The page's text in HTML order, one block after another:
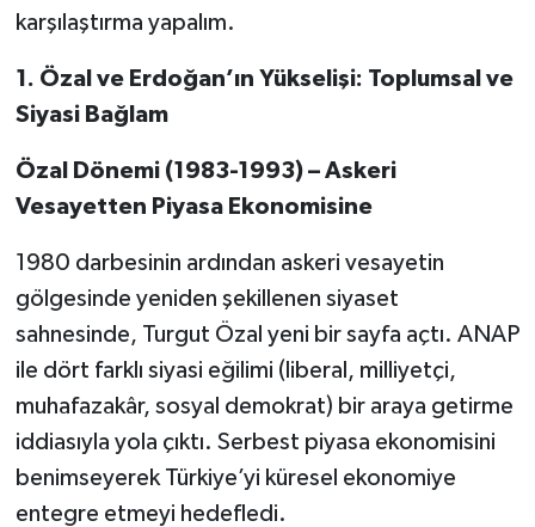
karşılaştırma yapalım.
1. Özal ve Erdoğan’ın Yükselişi: Toplumsal ve
Siyasi Bağlam
Özal Dönemi (1983-1993) – Askeri
Vesayetten Piyasa Ekonomisine
1980 darbesinin ardından askeri vesayetin
gölgesinde yeniden şekillenen siyaset
sahnesinde, Turgut Özal yeni bir sayfa açtı. ANAP
ile dört farklı siyasi eğilimi (liberal, milliyetçi,
muhafazakâr, sosyal demokrat) bir araya getirme
iddiasıyla yola çıktı. Serbest piyasa ekonomisini
benimseyerek Türkiye’yi küresel ekonomiye
entegre etmeyi hedefledi.